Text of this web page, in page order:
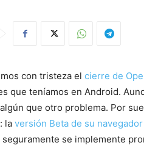
con tristeza el cierre de
que teníamos en Android.
que otro problema. Por
la versión Beta de su navegador
se implemente